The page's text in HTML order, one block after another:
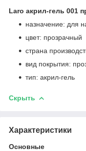
Laro акрил-гель 001
назначение: для
цвет: прозрачный
страна
вид покрытия:
тип: акрил-гель
Скрыть
Характеристики
Основные